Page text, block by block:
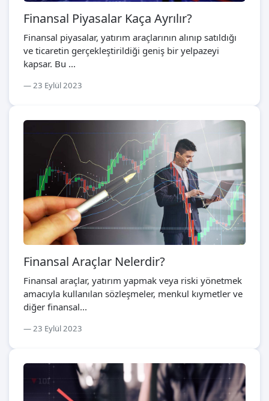
Finansal Piyasalar Kaça Ayrılır?
Finansal piyasalar, yatırım araçlarının alınıp satıldığı
ve ticaretin gerçekleştirildiği geniş bir yelpazeyi
kapsar. Bu ...
23 Eylül 2023
Finansal Araçlar Nelerdir?
Finansal araçlar, yatırım yapmak veya riski yönetmek
amacıyla kullanılan sözleşmeler, menkul kıymetler ve
diğer finansal...
23 Eylül 2023